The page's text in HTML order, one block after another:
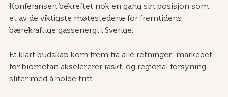
Konferansen bekreftet nok en gang sin posisjon som
et av de viktigste møtestedene for fremtidens
bærekraftige gassenergi i Sverige.
Et klart budskap kom frem fra alle retninger: markedet
for biometan akselererer raskt, og regional forsyning
sliter med å holde tritt.